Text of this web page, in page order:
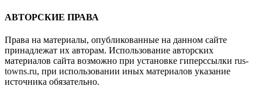
АВТОРСКИЕ ПРАВА
Права на материалы, опубликованные на данном сайте
принадлежат их авторам. Использование авторских
материалов сайта возможно при установке гиперссылки rus-
towns.ru, при использовании иных материалов указание
источника обязательно.